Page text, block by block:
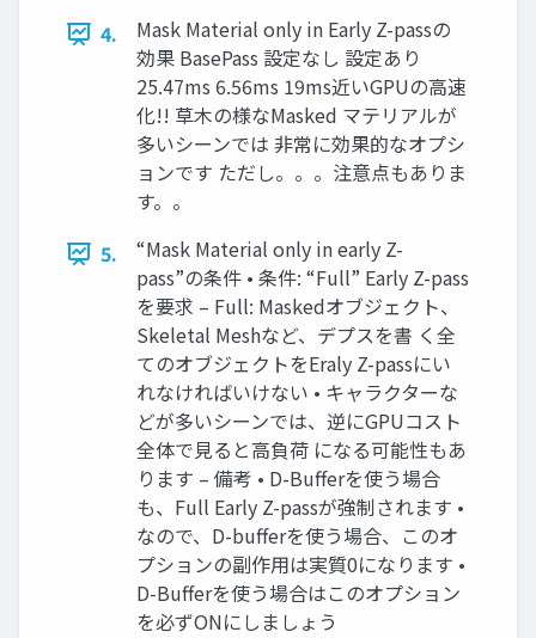
4.
Mask Material only in Early Z-passの
効果 BasePass 設定なし 設定あり
25.47ms 6.56ms 19ms近いGPUの高速
化!! 草木の様なMasked マテリアルが
多いシーンでは 非常に効果的なオプシ
ョンです ただし。。。注意点もありま
す。。
5.
“Mask Material only in early Z-
pass”の条件 • 条件: “Full” Early Z-pass
を要求 – Full: Maskedオブジェクト、
Skeletal Meshなど、デプスを書 く全
てのオブジェクトをEraly Z-passにい
れなければいけない • キャラクターな
どが多いシーンでは、逆にGPUコスト
全体で見ると高負荷 になる可能性もあ
ります – 備考 • D-Bufferを使う場合
も、Full Early Z-passが強制されます •
なので、D-bufferを使う場合、このオ
プションの副作用は実質0になります •
D-Bufferを使う場合はこのオプション
を必ずONにしましょう